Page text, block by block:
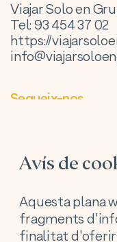
Viajar Solo en
Tel: 93 454 37 02
https://
Segueix-nos
Avís de
Aquesta plana
fragments
finalitat d'oferir